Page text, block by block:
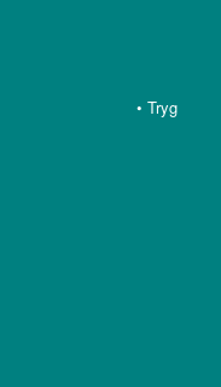
DKK. • Tryg